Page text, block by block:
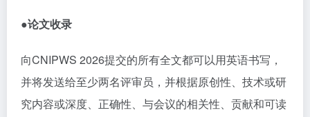
●论文收录
向CNIPWS 2026提交的所有全文都可以用英语书写，
并将发送给至少两名评审员，并根据原创性、技术或研
究内容或深度、正确性、与会议的相关性、贡献和可读